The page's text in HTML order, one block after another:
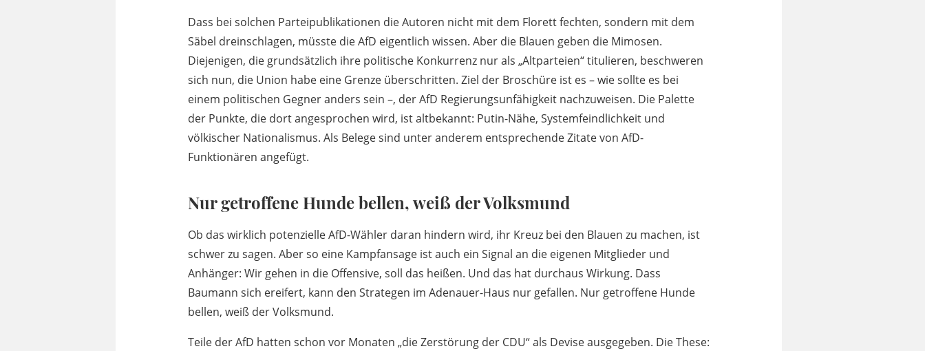
Dass bei solchen Parteipublikationen die Autoren nicht mit dem Florett fechten, sondern mit dem
Säbel dreinschlagen, müsste die AfD eigentlich wissen. Aber die Blauen geben die Mimosen.
Diejenigen, die grundsätzlich ihre politische Konkurrenz nur als „Altparteien“ titulieren, beschweren
sich nun, die Union habe eine Grenze überschritten. Ziel der Broschüre ist es – wie sollte es bei
einem politischen Gegner anders sein –, der AfD Regierungsunfähigkeit nachzuweisen. Die Palette
der Punkte, die dort angesprochen wird, ist altbekannt: Putin-Nähe, Systemfeindlichkeit und
völkischer Nationalismus. Als Belege sind unter anderem entsprechende Zitate von AfD-
Funktionären angefügt.
Nur getroffene Hunde bellen, weiß der Volksmund
Ob das wirklich potenzielle AfD-Wähler daran hindern wird, ihr Kreuz bei den Blauen zu machen, ist
schwer zu sagen. Aber so eine Kampfansage ist auch ein Signal an die eigenen Mitglieder und
Anhänger: Wir gehen in die Offensive, soll das heißen. Und das hat durchaus Wirkung. Dass
Baumann sich ereifert, kann den Strategen im Adenauer-Haus nur gefallen. Nur getroffene Hunde
bellen, weiß der Volksmund.
Teile der AfD hatten schon vor Monaten „die Zerstörung der CDU“ als Devise ausgegeben. Die These: